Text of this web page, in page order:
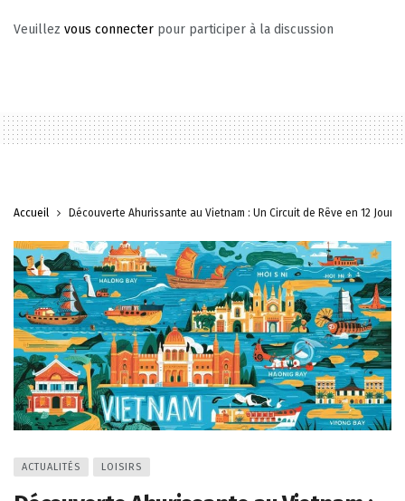
Veuillez vous connecter pour participer à la discussion
Accueil Découverte Ahurissante au Vietnam : Un Circuit de Rêve en 12 Jours !
ACTUALITÉS LOISIRS